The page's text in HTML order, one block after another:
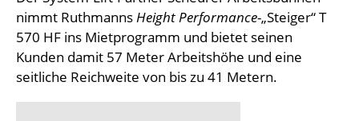
nimmt Ruthmanns Height Performance-„Steiger“ T
570 HF ins Mietprogramm und bietet seinen
Kunden damit 57 Meter Arbeitshöhe und eine
seitliche Reichweite von bis zu 41 Metern.